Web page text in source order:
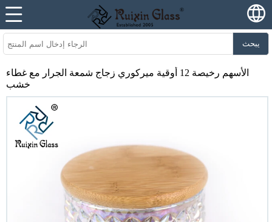
يبحث
الأسهم رخيصة 12 أوقية ميركوري زجاج شمعة الجرار مع غطاء
خشب